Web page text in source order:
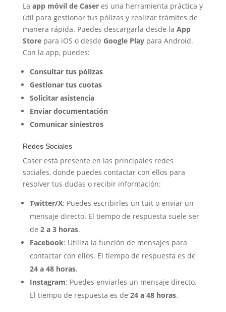
La app móvil de Caseres una herramienta práctica y
útil para gestionar tus pólizas y realizar trámites de
manera rápida. Puedes descargarla desde la App
Storepara iOS o desde Google Playpara Android.
Con la app, puedes:
Consultar tus pólizas
Gestionar tus cuotas
Solicitar asistencia
Enviar documentación
Comunicar siniestros
Redes Sociales
Caser está presente en las principales redes
sociales, donde puedes contactar con ellos para
resolver tus dudas o recibir información:
Twitter/X: Puedes escribirles un tuit o enviar un
mensaje directo. El tiempo de respuesta suele ser
de 2 a 3 horas.
Facebook: Utiliza la función de mensajes para
contactar con ellos. El tiempo de respuesta es de
24 a 48 horas.
Instagram: Puedes enviarles un mensaje directo.
El tiempo de respuesta es de 24 a 48 horas.